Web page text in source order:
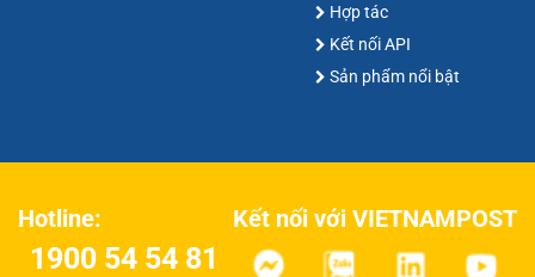
Hợp tác
Kết nối API
Sản phẩm nổi bật
Hotline:
1900 54 54 81
Kết nối với VIETNAMPOST